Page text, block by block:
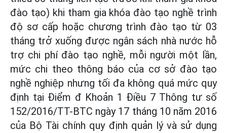
đào tạo) khi tham gia khóa đào tạo nghề trình
độ sơ cấp hoặc chương trình đào tạo từ 03
tháng trở xuống được ngân sách nhà nước hỗ
trợ chi phí đào tạo nghề, mỗi người một lần,
mức chi theo thông báo của cơ sở đào tạo
nghề nghiệp nhưng tối đa không quá mức quy
định tại Điểm đ Khoản 1 Điều 7 Thông tư số
152/2016/TT-BTC ngày 17 tháng 10 năm 2016
của Bộ Tài chính quy định quản lý và sử dụng